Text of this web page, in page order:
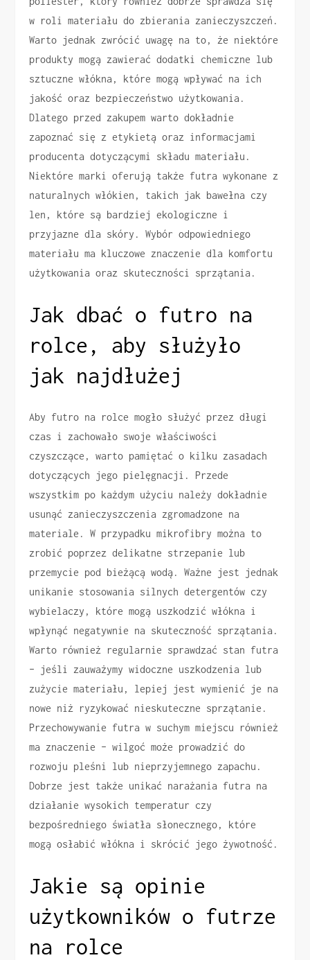
w roli materiału do zbierania zanieczyszczeń.
Warto jednak zwrócić uwagę na to, że niektóre
produkty mogą zawierać dodatki chemiczne lub
sztuczne włókna, które mogą wpływać na ich
jakość oraz bezpieczeństwo użytkowania.
Dlatego przed zakupem warto dokładnie
zapoznać się z etykietą oraz informacjami
producenta dotyczącymi składu materiału.
Niektóre marki oferują także futra wykonane z
naturalnych włókien, takich jak bawełna czy
len, które są bardziej ekologiczne i
przyjazne dla skóry. Wybór odpowiedniego
materiału ma kluczowe znaczenie dla komfortu
użytkowania oraz skuteczności sprzątania.
Jak dbać o futro na
rolce, aby służyło
jak najdłużej
Aby futro na rolce mogło służyć przez długi
czas i zachowało swoje właściwości
czyszczące, warto pamiętać o kilku zasadach
dotyczących jego pielęgnacji. Przede
wszystkim po każdym użyciu należy dokładnie
usunąć zanieczyszczenia zgromadzone na
materiale. W przypadku mikrofibry można to
zrobić poprzez delikatne strzepanie lub
przemycie pod bieżącą wodą. Ważne jest jednak
unikanie stosowania silnych detergentów czy
wybielaczy, które mogą uszkodzić włókna i
wpłynąć negatywnie na skuteczność sprzątania.
Warto również regularnie sprawdzać stan futra
– jeśli zauważymy widoczne uszkodzenia lub
zużycie materiału, lepiej jest wymienić je na
nowe niż ryzykować nieskuteczne sprzątanie.
Przechowywanie futra w suchym miejscu również
ma znaczenie – wilgoć może prowadzić do
rozwoju pleśni lub nieprzyjemnego zapachu.
Dobrze jest także unikać narażania futra na
działanie wysokich temperatur czy
bezpośredniego światła słonecznego, które
mogą osłabić włókna i skrócić jego żywotność.
Jakie są opinie
użytkowników o futrze
na rolce